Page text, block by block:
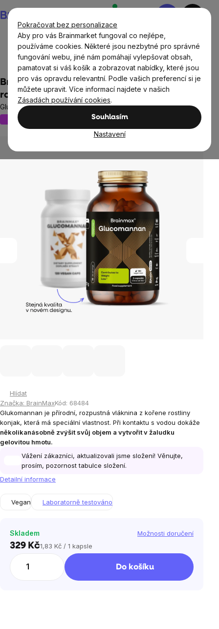
Pokračovat bez personalizace
Aby pro vás Brainmarket fungoval co nejlépe,
používáme cookies. Některé jsou nezbytné pro správné
fungování webu, jiné nám pomáhají vylepšovat obsah,
pamatovat si váš košík a zobrazovat nabídky, které jsou
pro vás opravdu relevantní. Podle vašich preferencí si je
můžete upravit. Více informací najdete v našich
Zásadách používání cookies.
Souhlasím
Nastavení
na
obsah
Nákupní
BrainMax® BrainMax® doplňky stravy
BrainMax Glucomannan, 500 mg, 180
rostlinných kapslí
Glukomanan z kořene konjaku, 30 dávek, doplněk stravy
Nový obal
je
hvězdiček.
2 hodnocení
Hlídat
Značka: BrainMaxKód: 68484
Glukomannan je přírodní, rozpustná vláknina z kořene rostliny
konjak, která má speciální vlastnost. Při kontaktu s vodou dokáže
několikanásobně zvýšit svůj objem a vytvořit v žaludku
gelovitou hmotu.
Vážení zákazníci, aktualizovali jsme složení! Věnujte,
prosím, pozornost tabulce složení.
Detailní informace
Vegan Laboratorně testováno
Skladem Možnosti doručení
329 KčMěrná
1,83 Kč / 1 kapsle
Do košíku